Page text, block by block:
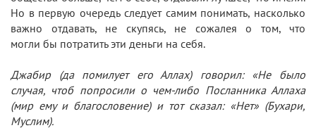
Но в первую очередь следует самим понимать, насколько
важно отдавать, не скупясь, не сожалея о том, что
могли бы потратить эти деньги на себя.
Джабир (да помилует его Аллах) говорил: «Не было
случая, чтоб попросили о чем-либо Посланника Аллаха
(мир ему и благословение) и тот сказал: «Нет» (Бухари,
Муслим).